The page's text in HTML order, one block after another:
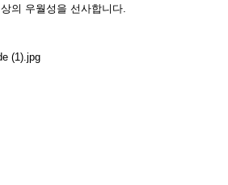
상의 우월성을 선사합니다.